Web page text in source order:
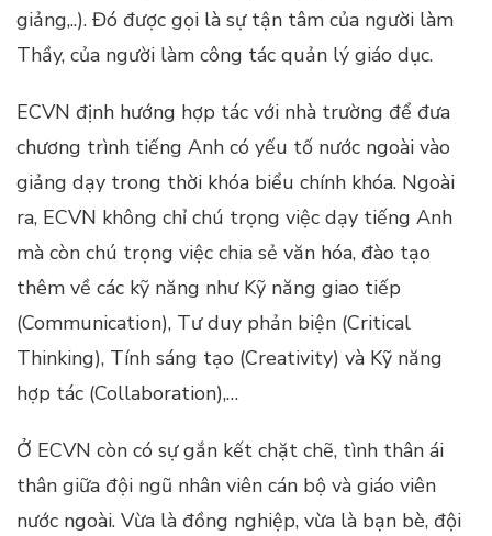
giảng,..). Đó được gọi là sự tận tâm của người làm
Thầy, của người làm công tác quản lý giáo dục.
ECVN định hướng hợp tác với nhà trường để đưa
chương trình tiếng Anh có yếu tố nước ngoài vào
giảng dạy trong thời khóa biểu chính khóa. Ngoài
ra, ECVN không chỉ chú trọng việc dạy tiếng Anh
mà còn chú trọng việc chia sẻ văn hóa, đào tạo
thêm về các kỹ năng như Kỹ năng giao tiếp
(Communication), Tư duy phản biện (Critical
Thinking), Tính sáng tạo (Creativity) và Kỹ năng
hợp tác (Collaboration),…
Ở ECVN còn có sự gắn kết chặt chẽ, tình thân ái
thân giữa đội ngũ nhân viên cán bộ và giáo viên
nước ngoài. Vừa là đồng nghiệp, vừa là bạn bè, đội